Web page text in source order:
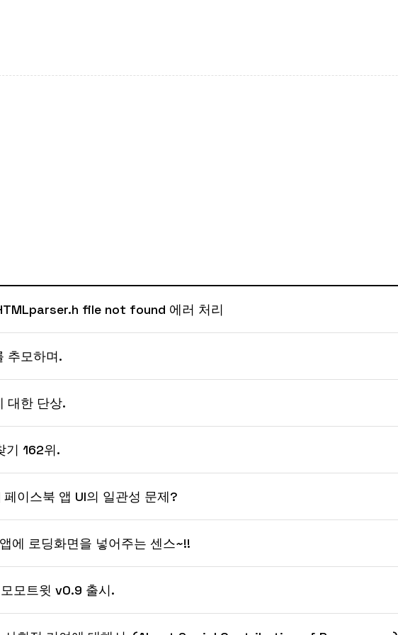
file not found 에러 처리
추모하며.
대한 단상.
기 162위.
이스북 앱 UI의 일관성 문제?
에 로딩화면을 넣어주는 센스~!!
모트윗 v0.9 출시.